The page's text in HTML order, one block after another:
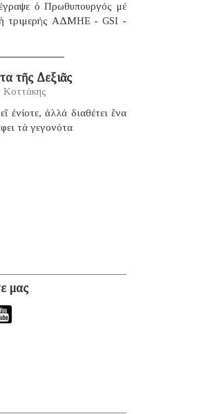
ὁ Πρωθυπουργός μέ
ἡ τριμερής ΑΔΜΗΕ - GSI -
τῆς Δεξιᾶς
ἐνίοτε, ἀλλά διαθέτει ἕνα
τά γεγονότα
μας